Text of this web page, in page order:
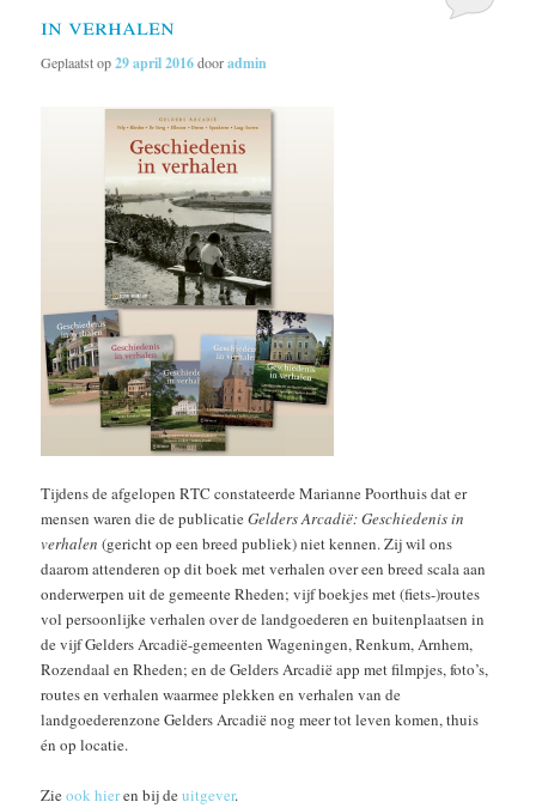
in verhalen
Geplaatst op29 april 2016dooradmin
Tijdens de afgelopen RTC constateerde Marianne Poorthuis dat er
mensen waren die de publicatieGelders Arcadië: Geschiedenis in
verhalen (gericht op een breed publiek) niet kennen. Zij wil ons
daarom attenderen op dit boek met verhalen over een breed scala aan
onderwerpen uit de gemeente Rheden; vijf boekjes met (fiets-)routes
vol persoonlijke verhalen over de landgoederen en buitenplaatsen in
de vijf Gelders Arcadië-gemeenten Wageningen, Renkum, Arnhem,
Rozendaal en Rheden; en de Gelders Arcadië app met filmpjes, foto’s,
routes en verhalen waarmee plekken en verhalen van de
landgoederenzone Gelders Arcadië nog meer tot leven komen, thuis
én op locatie.
Zieook hieren bij deuitgever.